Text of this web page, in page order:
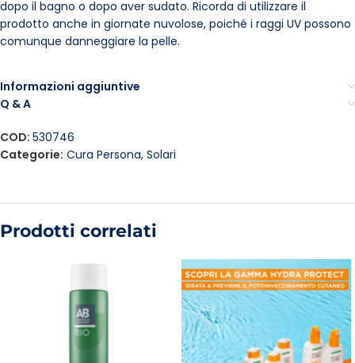
dopo il bagno o dopo aver sudato. Ricorda di utilizzare il
prodotto anche in giornate nuvolose, poiché i raggi UV possono
comunque danneggiare la pelle.
Informazioni aggiuntive
Q & A
COD: 530746
Categorie: Cura Persona, Solari
Prodotti correlati